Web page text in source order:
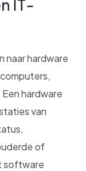
IT-
naar hardware
hardware
van
of
software